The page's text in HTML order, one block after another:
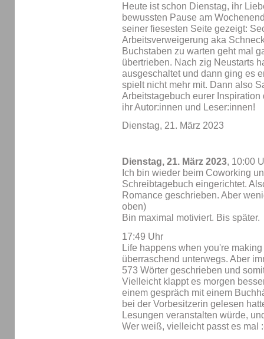
Heute ist schon Dienstag, ihr
bewussten Pause am
seiner fiesesten Seite gezeigt:
Arbeitsverweigerung aka
Buchstaben zu warten geht mal
übertrieben. Nach zig Neustarts
ausgeschaltet und dann ging es
spielt nicht mehr mit. Dann also
Arbeitstagebuch eurer
ihr Autor:innen und Leser:innen!
Dienstag, 21. März 2023
Dienstag, 21. März 2023, 10:00
Ich bin wieder beim Coworking
Schreibtagebuch eingerichtet.
Romance geschrieben. Aber
oben)
Bin maximal motiviert. Bis später.
17:49 Uhr
Life happens when you're
überraschend unterwegs. Aber
573 Wörter geschrieben und
Vielleicht klappt es morgen
einem gespräch mit einem
bei der Vorbesitzerin gelesen
Lesungen veranstalten würde,
Wer weiß, vielleicht passt es mal